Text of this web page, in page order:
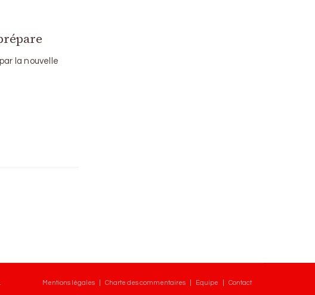
la nouvelle
Mentions légales Charte des commentaires Equipe Contact